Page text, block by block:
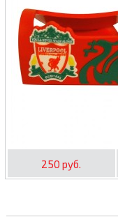
250 руб.